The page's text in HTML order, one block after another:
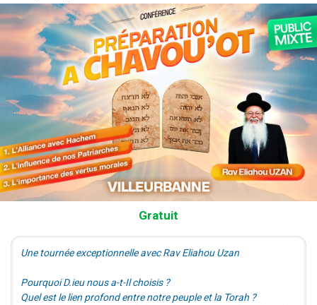
Gratuit
Une tournée exceptionnelle avec Rav Eliahou Uzan
Pourquoi D.ieu nous a-t-Il choisis ?
Quel est le lien profond entre notre peuple et la Torah ?